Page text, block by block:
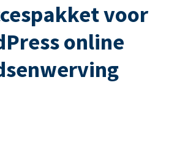
voor
online